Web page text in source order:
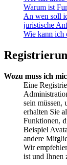
Warum ist
An wen soll
juristische
Wie kann ich
Wozu muss ich
Eine
sein müssen,
erhalten Sie
Funktionen,
Beispiel
andere
Wir
ist und Ihnen